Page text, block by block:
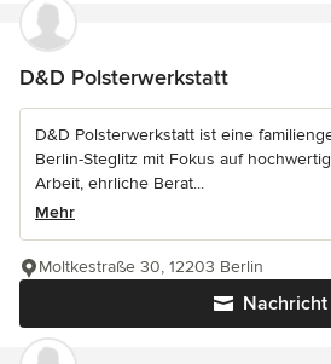
D&D Polsterwerkstatt
D&D Polsterwerkstatt ist eine
Berlin-Steglitz mit Fokus auf
Arbeit, ehrliche Berat...
Mehr
Nachricht
Moltkestraße 30, 12203 Berlin